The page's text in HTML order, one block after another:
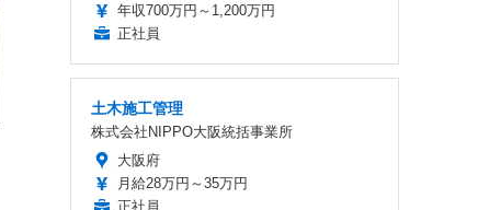
年収700万円～1,200万円
正社員
土木施工管理
株式会社NIPPO大阪統括事業所
大阪府
月給28万円～35万円
正社員